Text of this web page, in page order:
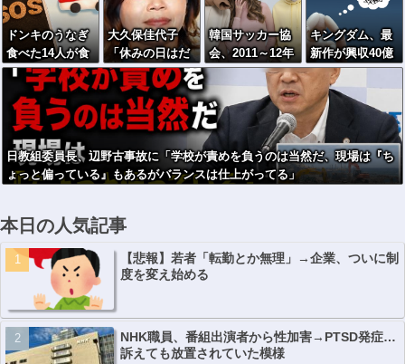
て強い不満、苦
情が寄せられ
た」
ドンキのうなぎ
食べた14人が食
中毒…3歳児から
75歳まで被害
大久保佳代子
「休みの日はだ
いたい…」まさ
かの習慣を暴露
ｗｗｗ
韓国サッカー協
会、2011～12年
に国際審判員ら
を性接待
キングダム、最
新作が興収40億
突破も中国でバ
ズらない→現地
のリアルな評価
を検証
日教組委員長、辺野古事故に「学校が責めを負うのは当然だ、現場は『ち
ょっと偏っている』もあるがバランスは仕上がってる」
本日の人気記事
【悲報】若者「転勤とか無理」→企業、ついに制
度を変え始める
NHK職員、番組出演者から性加害→PTSD発症…
訴えても放置されていた模様